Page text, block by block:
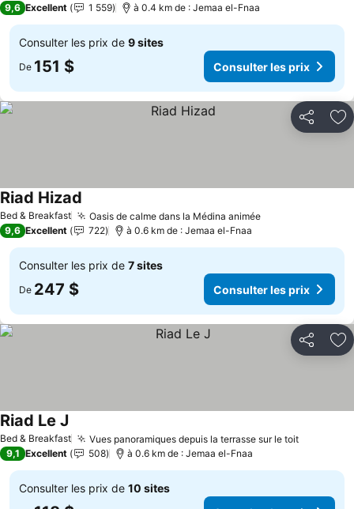
9,6 Excellent 1 559 à 0.4 km de : Jemaa el-Fnaa
Consulter les prix de 9 sites
De 151 $ Consulter les prix
Partager
Bed & Breakfast Oasis de calme dans la Médina animée
Riad Hizad
9,6 Excellent 722 à 0.6 km de : Jemaa el-Fnaa
Consulter les prix de 7 sites
De 247 $ Consulter les prix
Partager
Bed & Breakfast Vues panoramiques depuis la terrasse sur le toit
Riad Le J
9,1 Excellent 508 à 0.6 km de : Jemaa el-Fnaa
Consulter les prix de 10 sites